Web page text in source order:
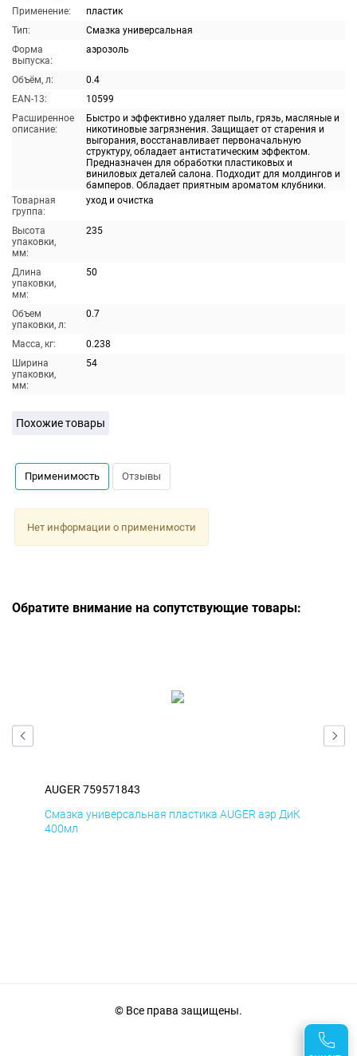
Применение:
пластик
Тип:
Смазка универсальная
Форма
выпуска:
аэрозоль
Объём, л:
0.4
EAN-13:
10599
Расширенное
описание:
Быстро и эффективно удаляет пыль, грязь, масляные и
никотиновые загрязнения. Защищает от старения и
выгорания, восстанавливает первоначальную
структуру, обладает антистатическим эффектом.
Предназначен для обработки пластиковых и
виниловых деталей салона. Подходит для молдингов и
бамперов. Обладает приятным ароматом клубники.
Товарная
группа:
уход и очистка
Высота
упаковки,
мм:
235
Длина
упаковки,
мм:
50
Объем
упаковки, л:
0.7
Масса, кг:
0.238
Ширина
упаковки,
мм:
54
Похожие товары
Применимость Отзывы
Нет информации о применимости
Обратите внимание на сопутствующие товары:
AUGER 759571843
Смазка универсальная пластика AUGER аэр ДиК
400мл
© Все права защищены.